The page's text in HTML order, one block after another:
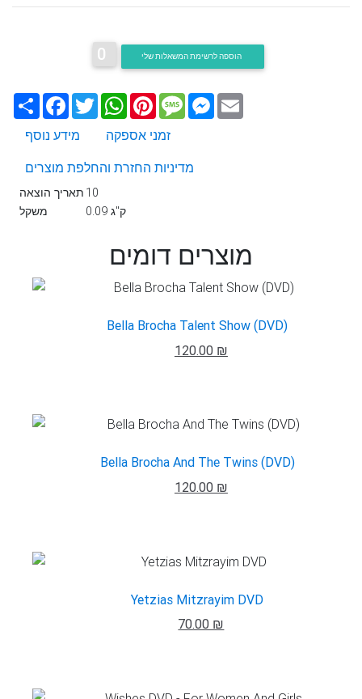
0
שתף Facebook
TwitterWhatsApp
PinterestMessageMessenger
מידע נוסף
זמני אספקה
מדיניות החזרת והחלפת מוצרים
תאריך הוצאה 10
משקל
0.09 ק"ג
מוצרים דומים
Bella Brocha Talent Show (DVD)
120.00 ₪
Bella Brocha And The Twins (DVD)
120.00 ₪
Yetzias Mitzrayim DVD
70.00 ₪